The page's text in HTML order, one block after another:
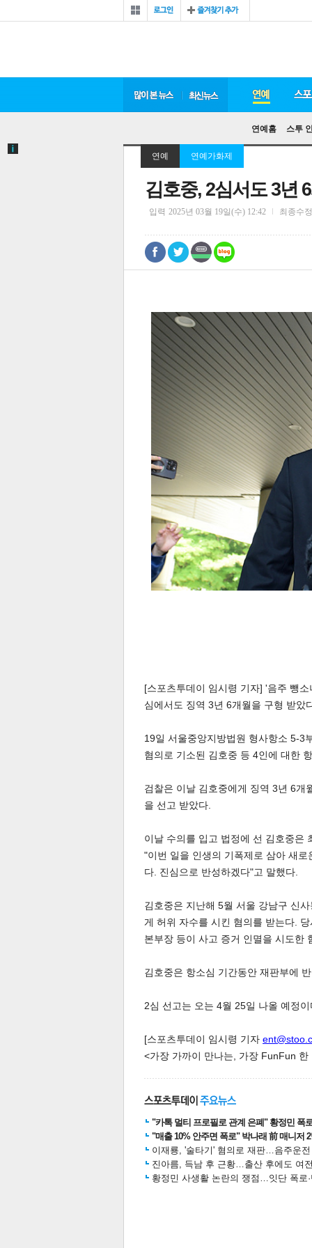
로그
인
즐겨찾기
최신 뉴스 연예
연예홈 스투
스
연예 연예가화제
김호중, 2심서도 3년
입력 2025년 03월 19일(수) 12:42 최종수정
페이 트위 밴드 네이
댓글
0
[스포츠투데이 임시령 기자] '음주 뺑
심에서도 징역 3년 6개월을 구형 받았
19일 서울중앙지방법원 형사항소 5-3
혐의로 기소된 김호중 등 4인에 대한
검찰은 이날 김호중에게 징역 3년 6개
을 선고 받았다.
이날 수의를 입고 법정에 선 김호중은
"이번 일을 인생의 기폭제로 삼아 새
다. 진심으로 반성하겠다"고 말했다.
김호중은 지난해 5월 서울 강남구 신
게 허위 자수를 시킨 혐의를 받는다.
본부장 등이 사고 증거 인멸을 시도한
김호중은 항소심 기간동안 재판부에
2심 선고는 오는 4월 25일 나올 예정이
[스포츠투데이 임시령 기자
<가장 가까이 만나는, 가장 FunFun
"카톡 멀티 프로필로 관계 은폐" 황정민 폭
"매출 10% 안주면 폭로" 박나래 前 매니저
이재룡, '술타기' 혐의로 재판…음주운
진아름, 득남 후 근황…출산 후에도 여
황정민 사생활 논란의 쟁점…잇단 폭로